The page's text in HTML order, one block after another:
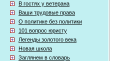
В гостях у ветерана
Ваши трудовые права
О политике без политики
101 вопрос юристу
Легенды золотого века
Новая школа
Заглянем в словарь